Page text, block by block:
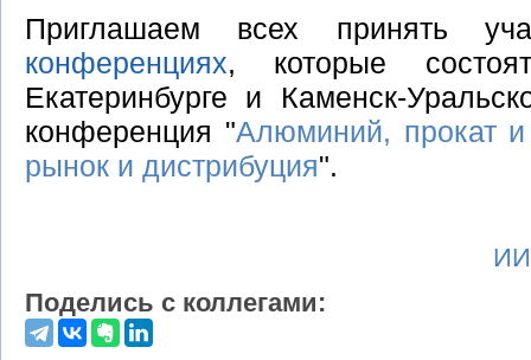
Приглашаем всех принять
конференциях, которые
Екатеринбурге и Каменск-
конференция "Алюминий, прокат
рынок и дистрибуция".
Поделись с коллегами: